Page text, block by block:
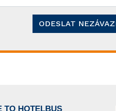
ODESLAT
TO HOTELBUS